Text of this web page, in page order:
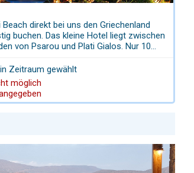
direkt bei uns den Griechenland
buchen. Das kleine Hotel liegt zwischen
von Psarou und Plati Gialos. Nur 10
auf Mykonos kombinieren wir auch als
oder Athen.
Zeitraum gewählt
möglich